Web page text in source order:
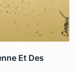
Et Des